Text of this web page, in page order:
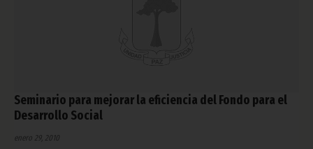
Seminario para mejorar la eficiencia del Fondo para el
Desarrollo Social
enero 29, 2010